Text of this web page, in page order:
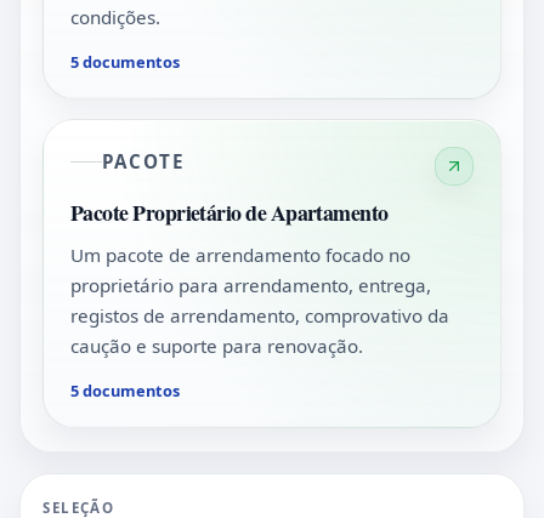
condições.
5 documentos
PACOTE
Pacote Proprietário de Apartamento
Um pacote de arrendamento focado no
proprietário para arrendamento, entrega,
registos de arrendamento, comprovativo da
caução e suporte para renovação.
5 documentos
SELEÇÃO